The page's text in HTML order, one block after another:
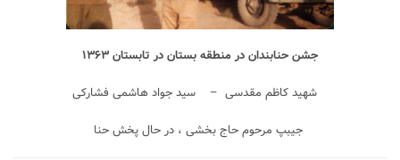
جشن حنابندان در منطقه بستان در تابستان ۱۳۶۳
شهید کاظم مقدسی – سید جواد هاشمی فشارکی
جیبپ مرحوم حاج بخشی ، در حال پخش حنا